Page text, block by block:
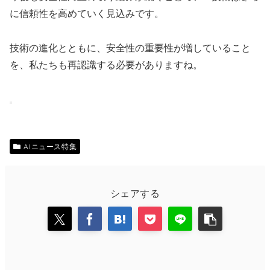
に信頼性を高めていく見込みです。
技術の進化とともに、安全性の重要性が増していること
を、私たちも再認識する必要がありますね。
AIニュース特集
シェアする